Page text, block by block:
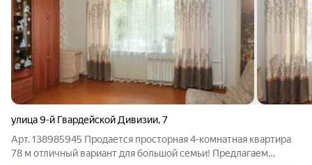
улица 9-й Гвардейской Дивизии,7
Арт. 138985945 Продается просторная 4-комнатная квартира
78 м отличный вариант для большой семьи! Предлагаем